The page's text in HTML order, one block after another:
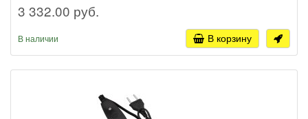
3 332.00 руб.
В наличии В корзину